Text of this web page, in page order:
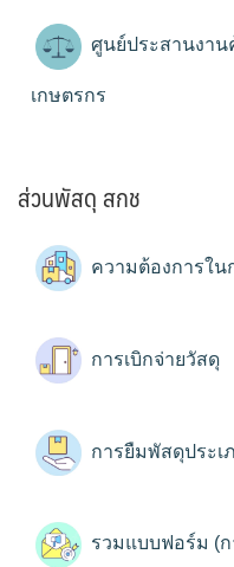
ศูนย์ประสานงา
เกษตรกร
ส่วนพัสดุ สกช
ความต้องการใ
การเบิกจ่ายวัสดุ
การยืมพัสดุประเ
รวมแบบฟอร์ม (